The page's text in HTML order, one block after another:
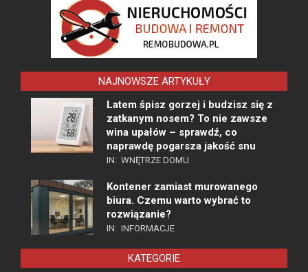
NAJNOWSZE ARTYKUŁY
Latem śpisz gorzej i budzisz się z
zatkanym nosem? To nie zawsze
wina upałów – sprawdź, co
naprawdę pogarsza jakość snu
IN: WNĘTRZE DOMU
Kontener zamiast murowanego
biura. Czemu warto wybrać to
rozwiązanie?
IN: INFORMACJE
KATEGORIE